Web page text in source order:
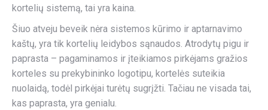
kortelių sistemą, tai yra kaina.
Šiuo atveju beveik nėra sistemos kūrimo ir aptarnavimo
kaštų, yra tik kortelių leidybos sąnaudos. Atrodytų pigu ir
paprasta – pagaminamos ir įteikiamos pirkėjams gražios
korteles su prekybininko logotipu, kortelės suteikia
nuolaidą, todėl pirkėjai turėtų sugrįžti. Tačiau ne visada tai,
kas paprasta, yra genialu.